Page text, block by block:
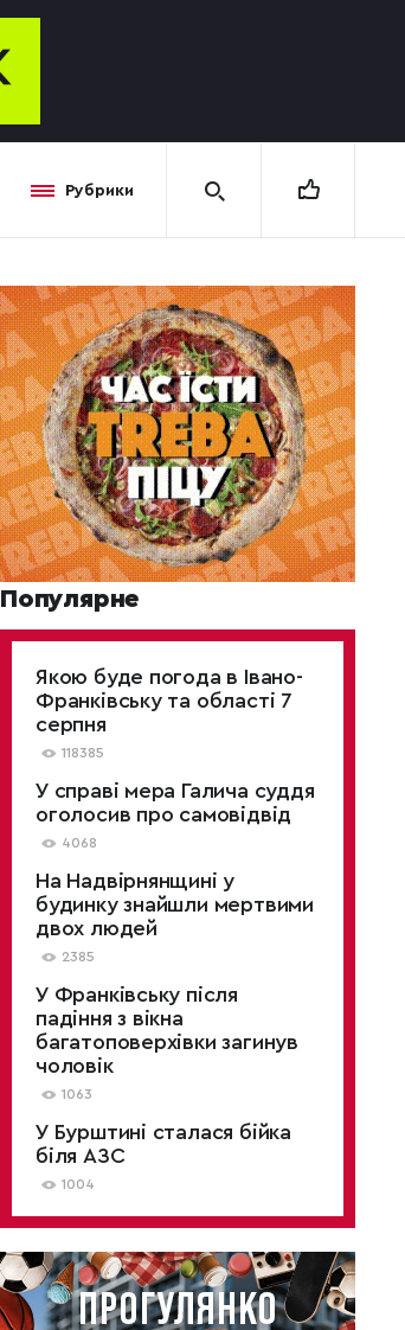
Рубрики
Популярне
Якою буде погода в Івано-
Франківську та області 7
серпня
118385
У справі мера Галича суддя
оголосив про самовідвід
4068
На Надвірнянщині у
будинку знайшли мертвими
двох людей
2385
У Франківську після
падіння з вікна
багатоповерхівки загинув
чоловік
1063
У Бурштині сталася бійка
біля АЗС
1004